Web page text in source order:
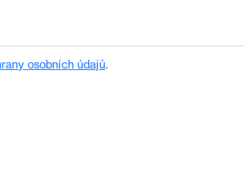
osobních údajů.